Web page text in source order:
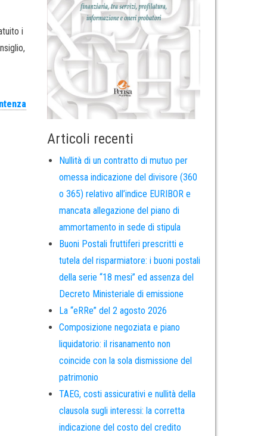
i
Articoli recenti
Nullità di un contratto di mutuo per
omessa indicazione del divisore (360
o 365) relativo all’indice EURIBOR e
mancata allegazione del piano di
ammortamento in sede di stipula
Buoni Postali fruttiferi prescritti e
tutela del risparmiatore: i buoni postali
della serie “18 mesi” ed assenza del
Decreto Ministeriale di emissione
La “eRRe” del 2 agosto 2026
Composizione negoziata e piano
liquidatorio: il risanamento non
coincide con la sola dismissione del
patrimonio
TAEG, costi assicurativi e nullità della
clausola sugli interessi: la corretta
indicazione del costo del credito